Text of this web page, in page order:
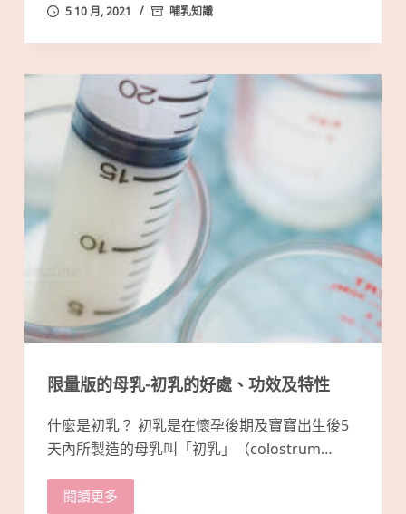
5 10 月, 2021 哺乳知識
限量版的母乳-初乳的好處、功效及特性
什麼是初乳？ 初乳是在懷孕後期及寶寶出生後5
天內所製造的母乳叫「初乳」（colostrum…
閱讀更多